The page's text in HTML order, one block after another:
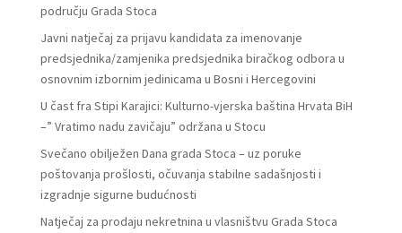
području Grada Stoca
Javni natječaj za prijavu kandidata za imenovanje
predsjednika/zamjenika predsjednika biračkog odbora u
osnovnim izbornim jedinicama u Bosni i Hercegovini
U čast fra Stipi Karajici: Kulturno-vjerska baština Hrvata BiH
–” Vratimo nadu zavičaju” održana u Stocu
Svečano obilježen Dana grada Stoca – uz poruke
poštovanja prošlosti, očuvanja stabilne sadašnjosti i
izgradnje sigurne budućnosti
Natječaj za prodaju nekretnina u vlasništvu Grada Stoca